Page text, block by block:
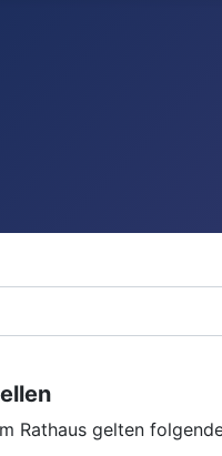
Rathaus gelten